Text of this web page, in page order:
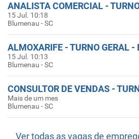
15 Jul. 10:18
Blumenau - SC
ALMOXARIFE - TURNO GERAL
15 Jul. 10:13
Blumenau - SC
Mais de um mes
Blumenau - SC
Ver todas as vagas de